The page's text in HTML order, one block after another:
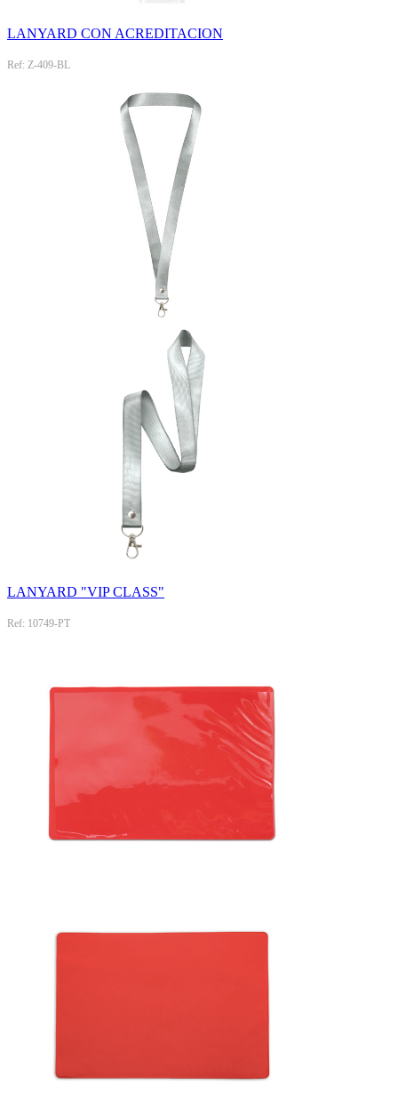
LANYARD CON ACREDITACION
Ref: Z-409-BL
LANYARD "VIP CLASS"
Ref: 10749-PT